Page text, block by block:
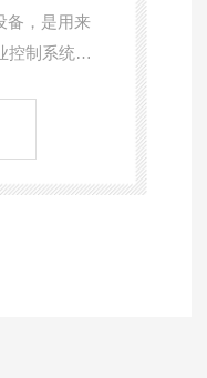
备，是用来
控制系统中